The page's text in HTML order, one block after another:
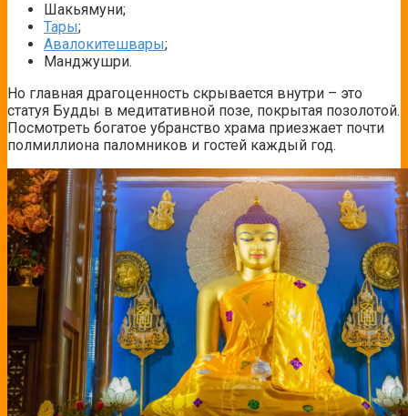
Шакьямуни;
Тары;
Авалокитешвары;
Манджушри.
Но главная драгоценность скрывается внутри – это
статуя Будды в медитативной позе, покрытая позолотой.
Посмотреть богатое убранство храма приезжает почти
полмиллиона паломников и гостей каждый год.